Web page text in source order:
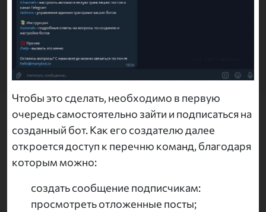
Чтобы это сделать, необходимо в первую
очередь самостоятельно зайти и подписаться на
созданный бот. Как его создателю далее
откроется доступ к перечню команд, благодаря
которым можно:
создать сообщение подписчикам:
просмотреть отложенные посты;